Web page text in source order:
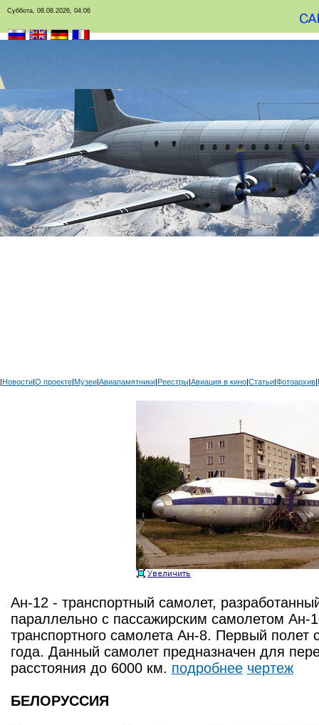
Суббота, 08.08.2026, 04:06
|Новости|О проекте|Музеи|Авиапамятники|Реестры|Авиация в кино|Статьи|Фотоархив|
Ан-12 - транспортный самолет,
параллельно с пассажирским самолетом Ан-
транспортного самолета Ан-8. Первый полет
года. Данный самолет предназначен для
расстояния до 6000 км. подробнее чертеж
БЕЛОРУССИЯ